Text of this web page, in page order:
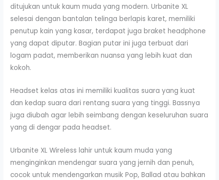
ditujukan untuk kaum muda yang modern. Urbanite XL
selesai dengan bantalan telinga berlapis karet, memiliki
penutup kain yang kasar, terdapat juga braket headphone
yang dapat diputar. Bagian putar ini juga terbuat dari
logam padat, memberikan nuansa yang lebih kuat dan
kokoh.
Headset kelas atas ini memiliki kualitas suara yang kuat
dan kedap suara dari rentang suara yang tinggi. Bassnya
juga diubah agar lebih seimbang dengan keseluruhan suara
yang di dengar pada headset.
Urbanite XL Wireless lahir untuk kaum muda yang
menginginkan mendengar suara yang jernih dan penuh,
cocok untuk mendengarkan musik Pop, Ballad atau bahkan